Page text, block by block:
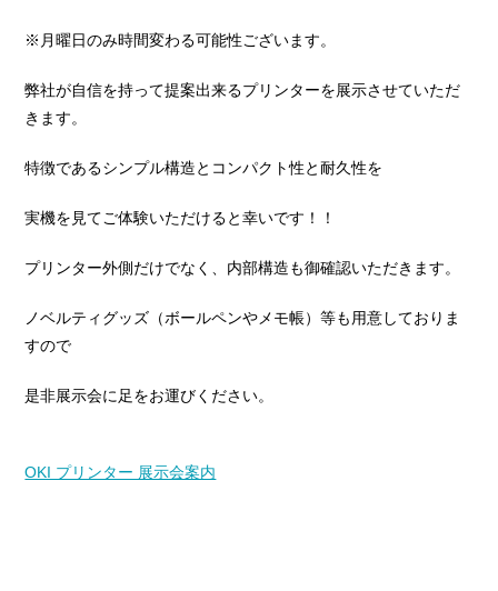
※月曜日のみ時間変わる可能性ございます。
弊社が自信を持って提案出来るプリンターを展示させていただ
きます。
特徴であるシンプル構造とコンパクト性と耐久性を
実機を見てご体験いただけると幸いです！！
プリンター外側だけでなく、内部構造も御確認いただきます。
ノベルティグッズ（ボールペンやメモ帳）等も用意しておりま
すので
是非展示会に足をお運びください。
OKI プリンター 展示会案内